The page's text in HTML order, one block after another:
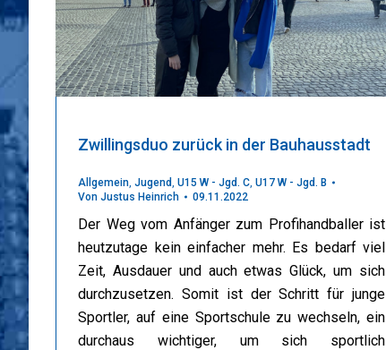
Zwillingsduo zurück in der Bauhausstadt
Allgemein, Jugend, U15 W - Jgd. C, U17 W - Jgd. B
Von Justus Heinrich 09.11.2022
Der Weg vom Anfänger zum Profihandballer ist
heutzutage kein einfacher mehr. Es bedarf viel
Zeit, Ausdauer und auch etwas Glück, um sich
durchzusetzen. Somit ist der Schritt für junge
Sportler, auf eine Sportschule zu wechseln, ein
durchaus wichtiger, um sich sportlich